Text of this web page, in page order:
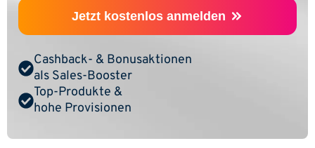
Jetzt kostenlos anmelden
Cashback- & Bonusaktionen
als Sales-Booster
Top-Produkte &
hohe Provisionen